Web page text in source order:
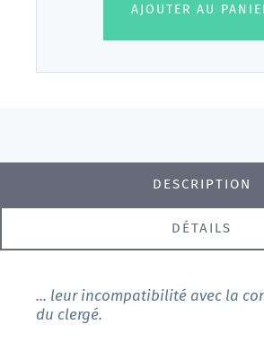
AJOUTER AU
DESCRIPTION
DÉTAILS
... leur incompatibilité avec la
du clergé.